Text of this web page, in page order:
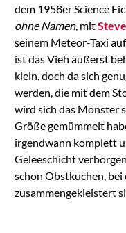
dem 1958er Science
ohne Namen, mit
seinem Meteor-Taxi
ist das Vieh äußerst
klein, doch da sich
werden, die mit dem
wird sich das Monster
Größe gemümmelt
irgendwann komplett
Geleeschicht
schon Obstkuchen,
zusammengekleistert